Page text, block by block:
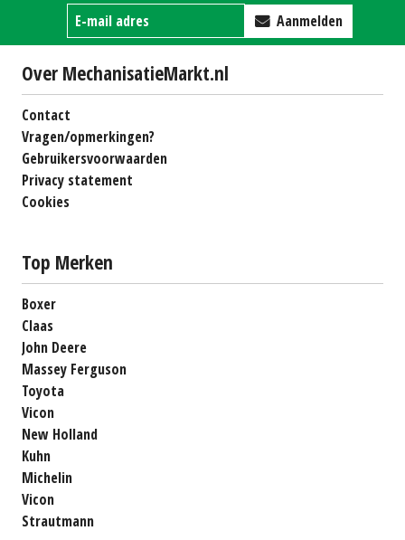
Aanmelden
Over MechanisatieMarkt.nl
Contact
Vragen/opmerkingen?
Gebruikersvoorwaarden
Privacy statement
Cookies
Top Merken
Boxer
Claas
John Deere
Massey Ferguson
Toyota
Vicon
New Holland
Kuhn
Michelin
Vicon
Strautmann